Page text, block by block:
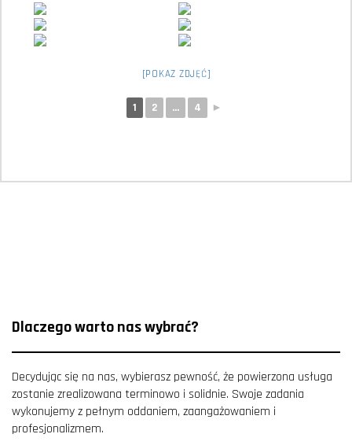
[POKAZ ZDJĘĆ]
1 2 ... 4 ►
Dlaczego warto nas wybrać?
Decydując się na nas, wybierasz pewność, że powierzona usługa
zostanie zrealizowana terminowo i solidnie. Swoje zadania
wykonujemy z pełnym oddaniem, zaangażowaniem i
profesjonalizmem.